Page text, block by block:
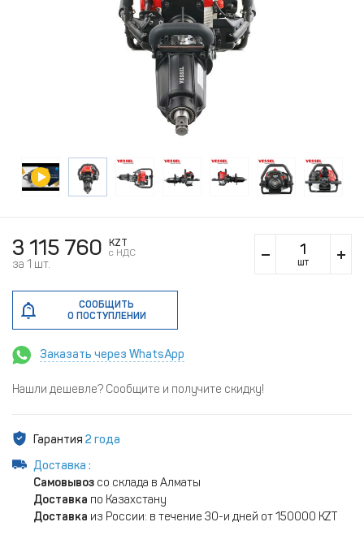
3 115 760
KZT
c НДС
за 1 шт. шт
СООБЩИТЬ
О ПОСТУПЛЕНИИ
Заказать через WhatsApp
Нашли дешевле? Сообщите и получите скидку!
Гарантия 2 года
Доставка :
Самовывоз со склада в Алматы
Доставка по Казахстану
Доставка из России: в течение 30-и дней от 150000 KZT